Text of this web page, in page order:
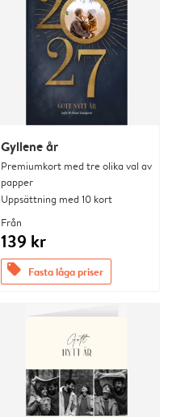
Gyllene år
Premiumkort med tre olika val av
papper
Uppsättning med 10 kort
Från
139 kr
offers Fasta låga priser